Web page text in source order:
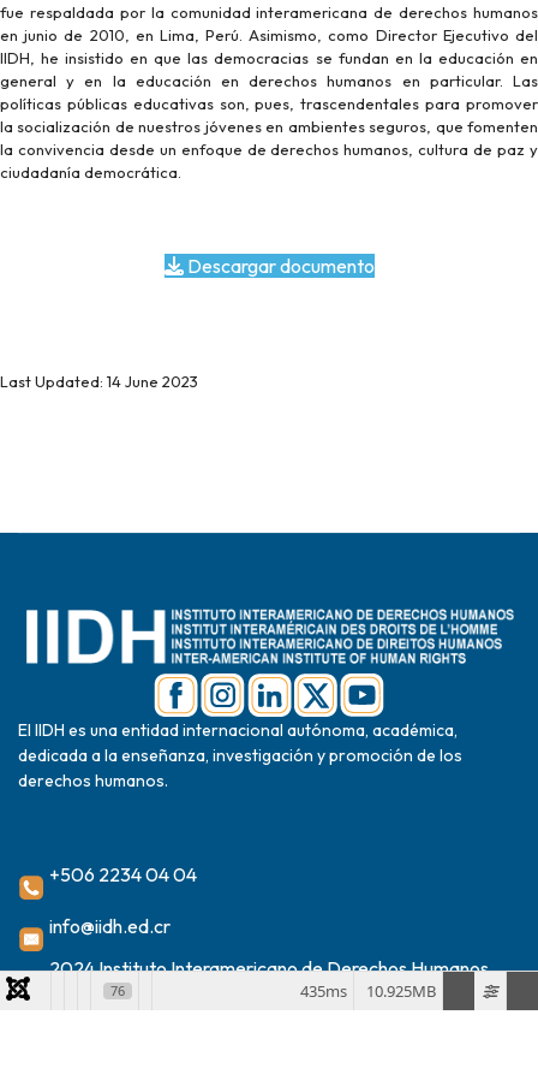
fue respaldada por la comunidad interamericana de derechos humanos
en junio de 2010, en Lima, Perú. Asimismo, como Director Ejecutivo del
IIDH, he insistido en que las democracias se fundan en la educación en
general y en la educación en derechos humanos en particular. Las
políticas públicas educativas son, pues, trascendentales para promover
la socialización de nuestros jóvenes en ambientes seguros, que fomenten
la convivencia desde un enfoque de derechos humanos, cultura de paz y
ciudadanía democrática.
Descargar documento
Last Updated: 14 June 2023
El IIDH es una entidad internacional autónoma, académica,
dedicada a la enseñanza, investigación y promoción de los
derechos humanos.
+506 2234 04 04
info@iidh.ed.cr
2024 Instituto Interamericano de Derechos Humanos
76 10.925MB
435ms